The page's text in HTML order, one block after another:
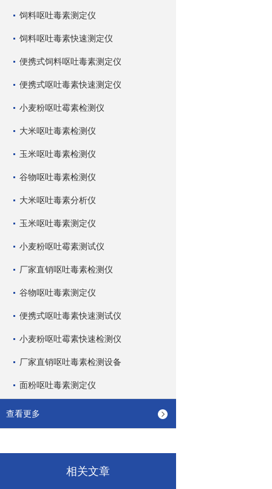
饲料呕吐毒素测定仪
饲料呕吐毒素快速测定仪
便携式饲料呕吐毒素测定仪
便携式呕吐毒素快速测定仪
小麦粉呕吐霉素检测仪
大米呕吐毒素检测仪
玉米呕吐毒素检测仪
谷物呕吐毒素检测仪
大米呕吐毒素分析仪
玉米呕吐毒素测定仪
小麦粉呕吐霉素测试仪
厂家直销呕吐毒素检测仪
谷物呕吐毒素测定仪
便携式呕吐毒素快速测试仪
小麦粉呕吐霉素快速检测仪
厂家直销呕吐毒素检测设备
面粉呕吐毒素测定仪
查看更多
相关文章